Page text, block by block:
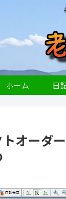
ホーム 日
オーダ